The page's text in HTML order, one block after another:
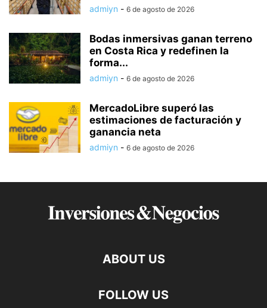
admiyn - 6 de agosto de 2026
Bodas inmersivas ganan terreno
en Costa Rica y redefinen la
forma...
admiyn - 6 de agosto de 2026
MercadoLibre superó las
estimaciones de facturación y
ganancia neta
admiyn - 6 de agosto de 2026
ABOUT US
FOLLOW US